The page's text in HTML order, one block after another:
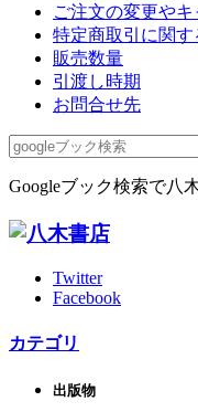
ご注文の変更や
特定商取引に関す
販売数量
引渡し時期
お問合せ先
Googleブック検索で八
Twitter
Facebook
カテゴリ
出版物